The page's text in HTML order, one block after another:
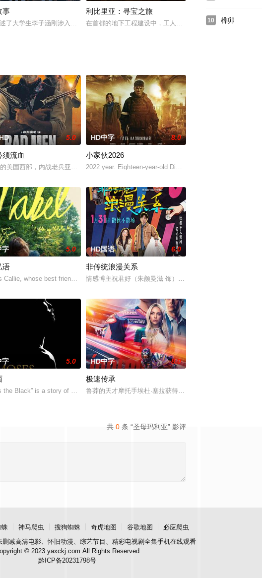
柬埔寨的异国特色、
說，帶我們穿越時空和情感。著名作家 Stéph
事
了大学生李子涵刚涉入职场，就遇到公司破产，惨遭老板pua，同事们的指责，被房东赶出
利比里亚：寻宝之旅
在首都的地下工程建设中，工人们发现了一块珍贵的碎片，证
屠戮，唯有他的幼子库勒沃幸存，
陷入恐慌。寡妇教师乔·贝克特的儿子亨利也离奇消失，数日后他回
5.0
须流血
美国西部，内战老兵亚当·林奇得知弟弟哈里森·格里格斯带领匪帮四处劫掠，艾玛·华莱士
HD中字 8.0
小家伙2026
2022 year. Eighteen-year-old Dima from Donetsk is lef
园校长的甩碌阿妈善后，闲时练跆
，从他以杰克逊五人组主唱之姿被发掘出惊人天赋的那一刻起，直到他成
字 5.0
语
Callie, whose best friend is a potted plant n
HD国语 6.0
非传统浪漫关系
情感博主祝君好（朱颜曼滋 饰）与在民政局工作的龚玺（任
害后彻底失控。作为唯一的目击者
夜寂静，车上巨款凭空消失。为给母亲治病，意外卷入山道迷局。夜色之
字 5.0
the Black” is a story of a gangster in modern
HD中字 8.0
极速传承
鲁莽的天才摩托手埃杜·塞拉获得Aspar Moto2车队的参赛机
共 0 条 “圣母玛利亚” 影评
10 榫卯
神马爬虫 搜狗蜘蛛 奇虎地图 谷歌地图
必应爬虫
删减高清电影、怀旧动漫、综艺节目、精彩电视剧全集手机在线观看
© 2023 yaxckj.com All Rights Reserved
黔ICP备20231798号